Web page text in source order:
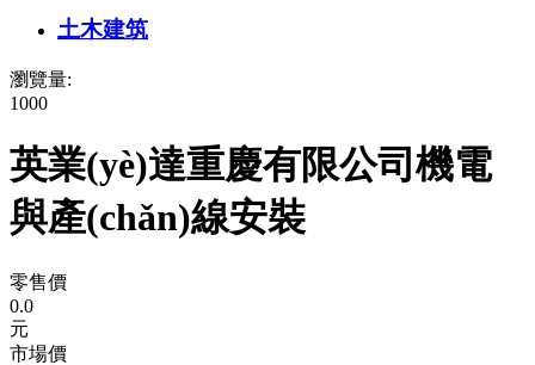
土木建筑
瀏覽量:
1000
英業(yè)達重慶有限公司機電
與產(chǎn)線安裝
零售價
0.0
元
市場價